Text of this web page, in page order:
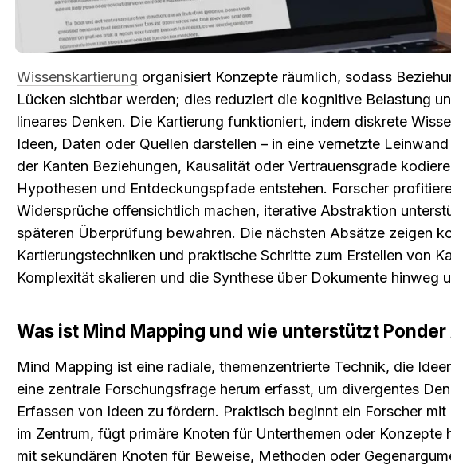
Wissenskartierung organisiert Konzepte räumlich, sodass
Lücken sichtbar werden; dies reduziert die kognitive Belastung
lineares Denken. Die Kartierung funktioniert, indem diskrete
Ideen, Daten oder Quellen darstellen – in eine vernetzte
der Kanten Beziehungen, Kausalität oder Vertrauensgrade
Hypothesen und Entdeckungspfade entstehen. Forscher
Widersprüche offensichtlich machen, iterative Abstraktion
späteren Überprüfung bewahren. Die nächsten Absätze zeigen
Kartierungstechniken und praktische Schritte zum Erstellen von
Komplexität skalieren und die Synthese über Dokumente hinweg
Was ist Mind Mapping und wie unterstützt Ponder
Mind Mapping ist eine radiale, themenzentrierte Technik, die
eine zentrale Forschungsfrage herum erfasst, um divergentes
Erfassen von Ideen zu fördern. Praktisch beginnt ein Forscher
im Zentrum, fügt primäre Knoten für Unterthemen oder Konzepte
mit sekundären Knoten für Beweise, Methoden oder